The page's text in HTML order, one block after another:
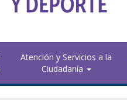
Atención y Servicios a la
Ciudadanía